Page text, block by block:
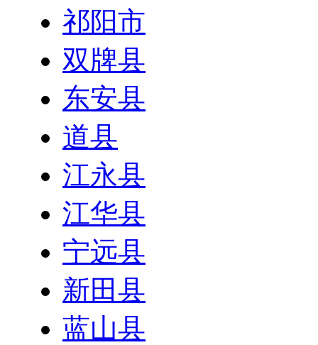
祁阳市
双牌县
东安县
道县
江永县
江华县
宁远县
新田县
蓝山县